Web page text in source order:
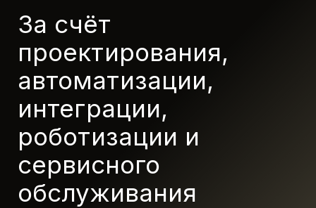
За счёт
проектирования,
автоматизации,
интеграции,
роботизации и
сервисного
обслуживания